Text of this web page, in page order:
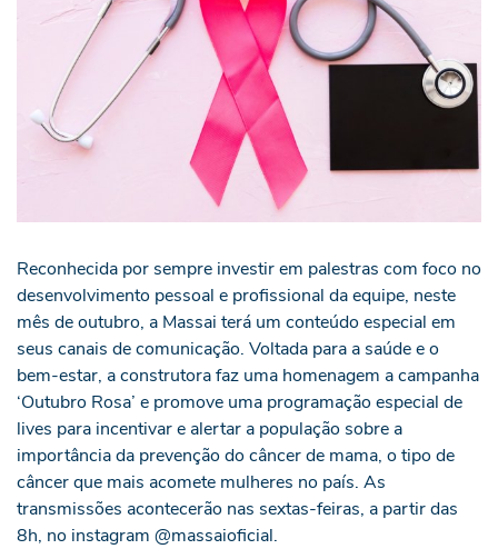
Reconhecida por sempre investir em palestras com foco no
desenvolvimento pessoal e profissional da equipe, neste
mês de outubro, a Massai terá um conteúdo especial em
seus canais de comunicação. Voltada para a saúde e o
bem-estar, a construtora faz uma homenagem a campanha
‘Outubro Rosa’ e promove uma programação especial de
lives para incentivar e alertar a população sobre a
importância da prevenção do câncer de mama, o tipo de
câncer que mais acomete mulheres no país. As
transmissões acontecerão nas sextas-feiras, a partir das
8h, no instagram @massaioficial.